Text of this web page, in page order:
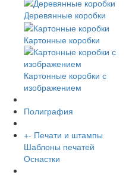
Деревянные коробки
Картонные коробки
Картонные коробки с
изображением
Полиграфия
+- Печати и штампы
Шаблоны печатей
Оснастки